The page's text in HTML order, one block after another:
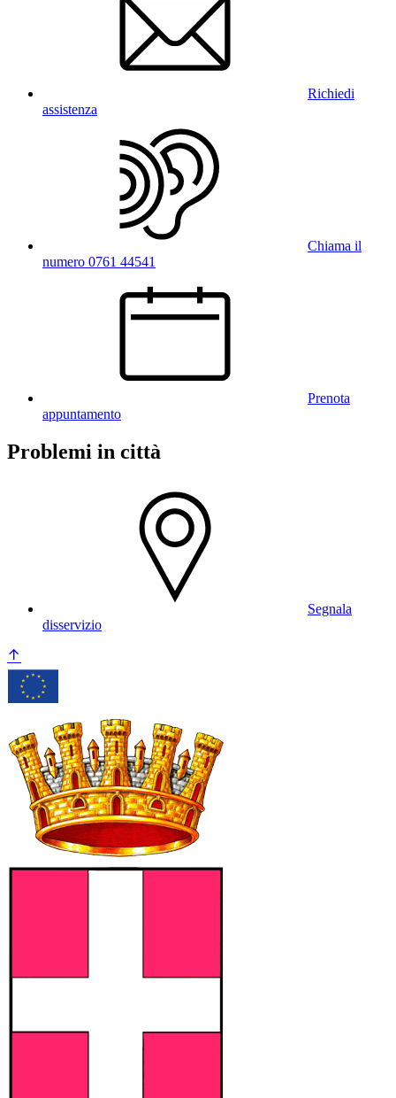
Richiedi
assistenza
Chiama il
numero 0761 44541
Prenota
appuntamento
Problemi in città
Segnala
disservizio